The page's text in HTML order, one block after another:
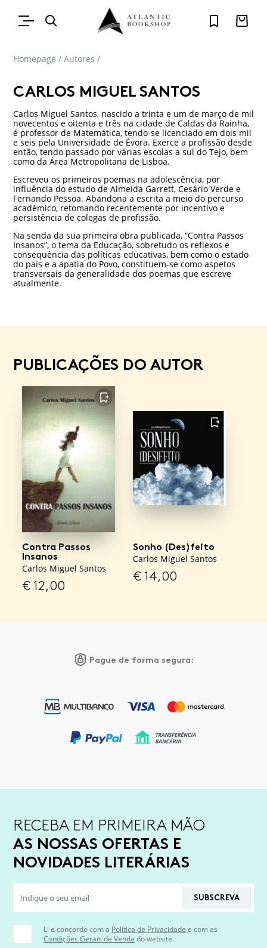
Homepage / Autores /
CARLOS MIGUEL SANTOS
Carlos Miguel Santos, nascido a trinta e um de março de mil
novecentos e oitenta e três na cidade de Caldas da Rainha,
é professor de Matemática, tendo-se licenciado em dois mil
e seis pela Universidade de Évora. Exerce a profissão desde
então, tendo passado por várias escolas a sul do Tejo, bem
como da Área Metropolitana de Lisboa.
Escreveu os primeiros poemas na adolescência, por
influência do estudo de Almeida Garrett, Cesário Verde e
Fernando Pessoa. Abandona a escrita a meio do percurso
académico, retomando recentemente por incentivo e
persistência de colegas de profissão.
Na senda da sua primeira obra publicada, “Contra Passos
Insanos”, o tema da Educação, sobretudo os reflexos e
consequência das políticas educativas, bem como o estado
do país e a apatia do Povo, constituem-se como aspetos
transversais da generalidade dos poemas que escreve
atualmente.
PUBLICAÇÕES DO AUTOR
FAVORITO
Contra Passos
Insanos
Carlos Miguel Santos
€12,00
FAVORITO
Sonho (Des)feito
Carlos Miguel Santos
€14,00
Pague de forma segura:
RECEBA EM PRIMEIRA MÃO
AS NOSSAS OFERTAS E
NOVIDADES LITERÁRIAS
SUBSCREVA
Li e concordo com a Política de Privacidade e com as
Condições Gerais de Venda do website.